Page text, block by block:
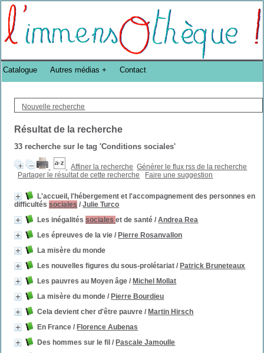
Bibliothèque DoucheFLUX Bibliotheek -->
Nouvelle recherche
Résultat de la recherche
33 recherche sur le tag'Conditions sociales'
Affiner la recherche Générer le flux rss de la recherche
Partager le résultat de cette recherche
Faire une suggestion
L'accueil, l'hébergement et l'accompagnement des personnes en
difficultéssociales /Julie Turco
Les inégalitéssocialeset de santé /Andrea Rea
Les épreuves de la vie / Pierre Rosanvallon
La misère du monde
Les nouvelles figures du sous-prolétariat / Patrick Bruneteaux
Les pauvres au Moyen âge / Michel Mollat
La misère du monde / Pierre Bourdieu
Cela devient cher d'être pauvre / Martin Hirsch
En France / Florence Aubenas
Des hommes sur le fil / Pascale Jamoulle
Catalogue Autres médias Contact